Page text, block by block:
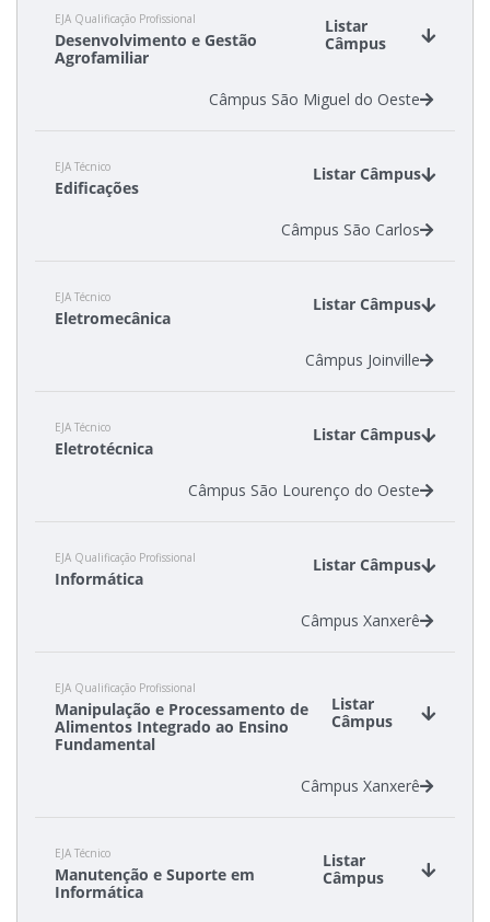
EJA Qualificação Profissional
Desenvolvimento e Gestão
Agrofamiliar
Listar
Câmpus
Câmpus São Miguel do Oeste
EJA Técnico
Edificações
Listar Câmpus
Câmpus São Carlos
EJA Técnico
Eletromecânica
Listar Câmpus
Câmpus Joinville
EJA Técnico
Eletrotécnica
Listar Câmpus
Câmpus São Lourenço do Oeste
EJA Qualificação Profissional
Informática
Listar Câmpus
Câmpus Xanxerê
EJA Qualificação Profissional
Manipulação e Processamento de
Alimentos Integrado ao Ensino
Fundamental
Listar
Câmpus
Câmpus Xanxerê
EJA Técnico
Manutenção e Suporte em
Informática
Listar
Câmpus